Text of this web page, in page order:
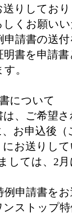
りしており
くお願いい
請書の送
書を申請
。
について
、ご希望
お申込後（
お送りして
しては、2月
申請書を
ストップ